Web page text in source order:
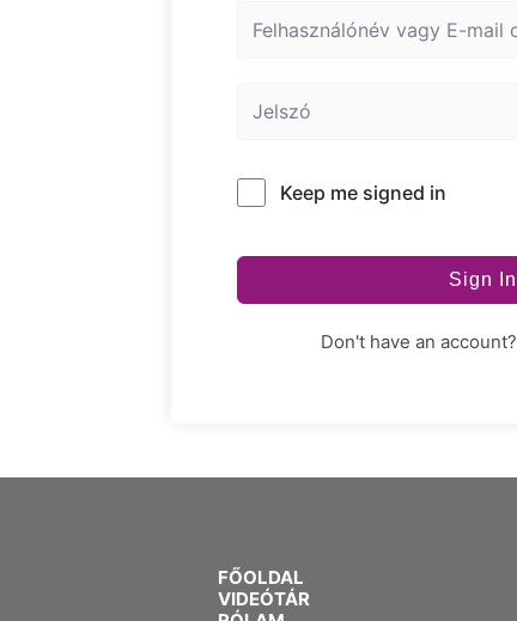
Keep me signed in
Sign In
Don't have an account?
FŐOLDAL
VIDEÓTÁR